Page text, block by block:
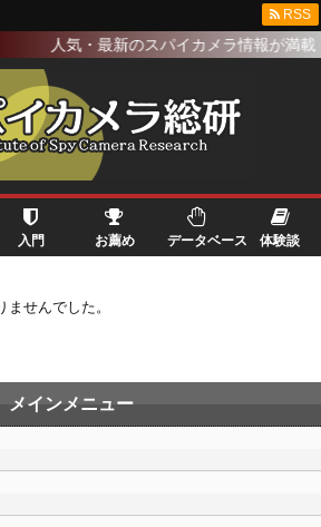
人気・最新のスパイカメラ情報が満載
入門 お薦め データベース 体験談
RSS
せんでした。
メインメニュー